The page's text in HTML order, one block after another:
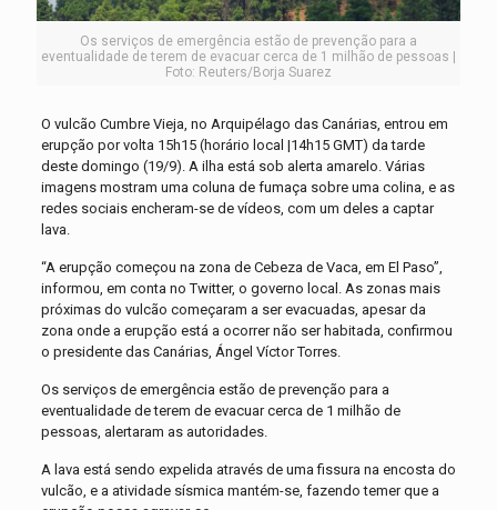
Os serviços de emergência estão de prevenção para a
eventualidade de terem de evacuar cerca de 1 milhão de pessoas |
Foto: Reuters/Borja Suarez
O vulcão Cumbre Vieja, no Arquipélago das Canárias, entrou em
erupção por volta 15h15 (horário local |14h15 GMT) da tarde
deste domingo (19/9). A ilha está sob alerta amarelo. Várias
imagens mostram uma coluna de fumaça sobre uma colina, e as
redes sociais encheram-se de vídeos, com um deles a captar
lava.
“A erupção começou na zona de Cebeza de Vaca, em El Paso”,
informou, em conta no Twitter, o governo local. As zonas mais
próximas do vulcão começaram a ser evacuadas, apesar da
zona onde a erupção está a ocorrer não ser habitada, confirmou
o presidente das Canárias, Ángel Víctor Torres.
Os serviços de emergência estão de prevenção para a
eventualidade de terem de evacuar cerca de 1 milhão de
pessoas, alertaram as autoridades.
A lava está sendo expelida através de uma fissura na encosta do
vulcão, e a atividade sísmica mantém-se, fazendo temer que a